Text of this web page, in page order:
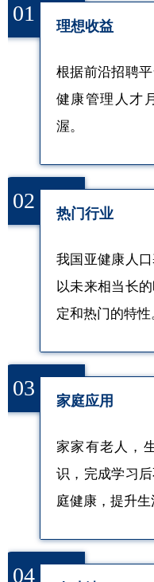
01
理想收益
根据前沿招聘
健康管理人才
渥。
02
热门行业
我国亚健康人
以未来相当长
定和热门的特性
03
家庭应用
家家有老人，
识，完成学习
庭健康，提升生
04